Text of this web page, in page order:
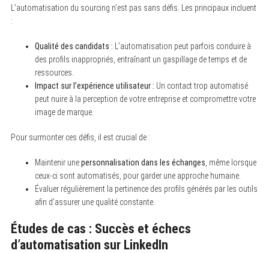
L’automatisation du sourcing n’est pas sans défis. Les principaux incluent
:
Qualité des candidats : L’automatisation peut parfois conduire à
des profils inappropriés, entraînant un gaspillage de temps et de
ressources.
Impact sur l’expérience utilisateur : Un contact trop automatisé
peut nuire à la perception de votre entreprise et compromettre votre
image de marque.
Pour surmonter ces défis, il est crucial de :
Maintenir unepersonnalisation dans les échanges , même lorsque
ceux-ci sont automatisés, pour garder une approche humaine.
Évaluer régulièrement la pertinence des profils générés par les outils
afin d’assurer une qualité constante.
Études de cas : Succès et échecs
d’automatisation sur LinkedIn